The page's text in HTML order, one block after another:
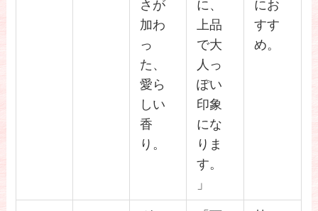
さが
加わ
っ
た、
愛ら
しい
香
り。
に、
上品
で大
人っ
ぽい
印象
にな
りま
す。
」
にお
すす
め。